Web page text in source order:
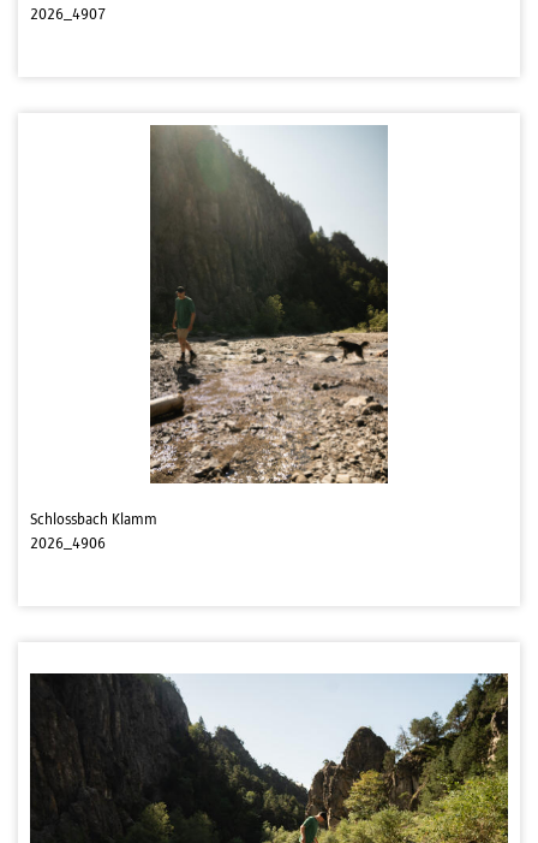
2026_4907
Schlossbach Klamm
2026_4906